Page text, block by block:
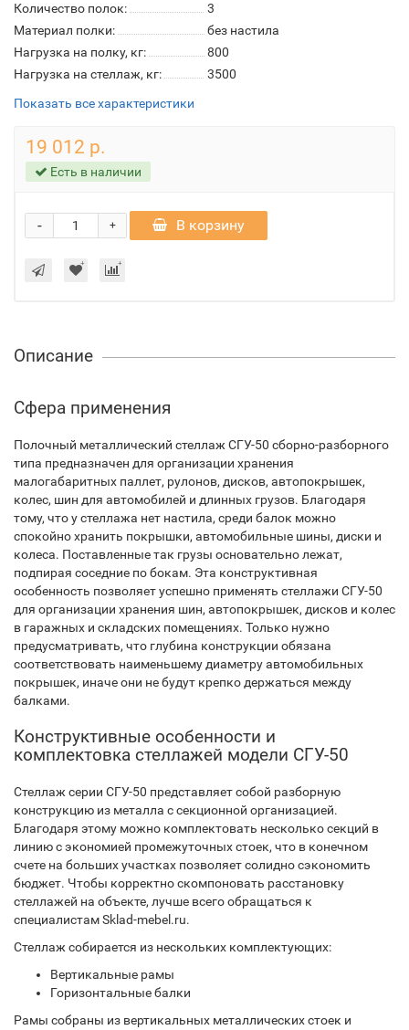
Количество полок:
3
Материал полки:
без настила
Нагрузка на полку, кг:
800
Нагрузка на стеллаж, кг:
3500
Показать все характеристики
19 012 р.
Есть в наличии
+
- В корзину
Описание
Сфера применения
Полочный металлический стеллаж СГУ-50 сборно-разборного
типа предназначен для организации хранения
малогабаритных паллет, рулонов, дисков, автопокрышек,
колес, шин для автомобилей и длинных грузов. Благодаря
тому, что у стеллажа нет настила, среди балок можно
спокойно хранить покрышки, автомобильные шины, диски и
колеса. Поставленные так грузы основательно лежат,
подпирая соседние по бокам. Эта конструктивная
особенность позволяет успешно применять стеллажи СГУ-50
для организации хранения шин, автопокрышек, дисков и колес
в гаражных и складских помещениях. Только нужно
предусматривать, что глубина конструкции обязана
соответствовать наименьшему диаметру автомобильных
покрышек, иначе они не будут крепко держаться между
балками.
Конструктивные особенности и
комплектовка стеллажей модели СГУ-50
Стеллаж серии СГУ-50 представляет собой разборную
конструкцию из металла с секционной организацией.
Благодаря этому можно комплектовать несколько секций в
линию с экономией промежуточных стоек, что в конечном
счете на больших участках позволяет солидно сэкономить
бюджет. Чтобы корректно скомпоновать расстановку
стеллажей на объекте, лучше всего обращаться к
специалистам Sklad-mebel.ru.
Стеллаж собирается из нескольких комплектующих:
Вертикальные рамы
Горизонтальные балки
Рамы собраны из вертикальных металлических стоек и